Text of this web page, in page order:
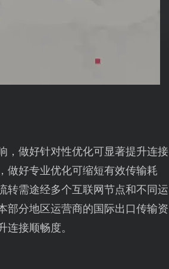
，做好针对性优化可显著提升连接
做好专业优化可缩短有效传输耗
转需途经多个互联网节点和不同运
部分地区运营商的国际出口传输资
接顺畅度。